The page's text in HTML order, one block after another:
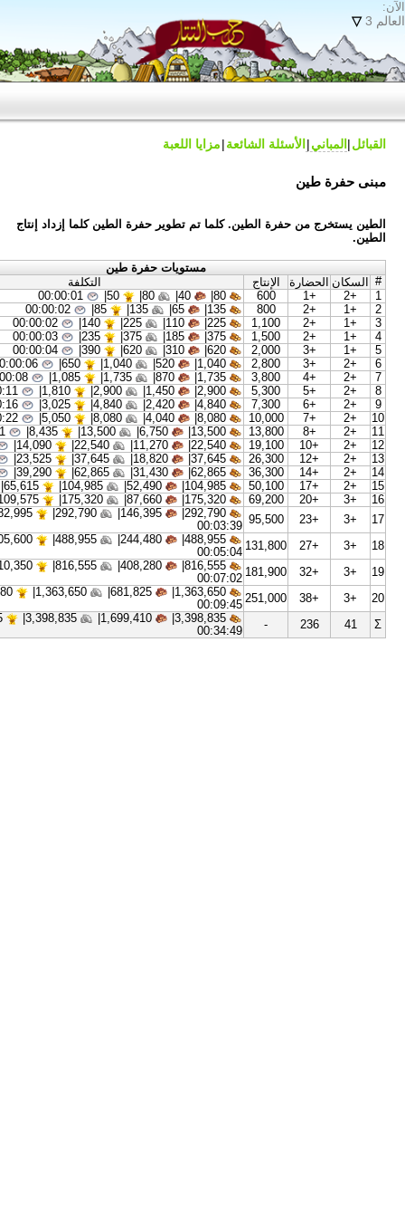
كلما تم تطوير حفرة الطين كلما إزداد إنتاج
مستويات حفرة طين
التكلفة
80|
40|
80|
50
|
00:00:01
135|
65|
135|
85
|
00:00:02
225|
110|
225|
140
|
00:00:02
375|
185|
375|
235
|
00:00:03
620|
310|
620|
390
|
00:00:04
1,040|
1,040|
|
00:00:06
1,735|
1,735|
|
00:00:08
2,900|
2,900|
1,810
|
00:00:11
4,840|
2,420|
4,840|
3,025
|
00:00:16
8,080|
4,040|
8,080|
5,050
|
00:00:22
13,500|
6,750|
13,500|
8,435
|
00:00:31
22,540|
11,270|
22,540|
14,090
|
00:00:42
37,645|
18,820|
37,645|
23,525
|
00:00:59
62,865|
52,490|
104,985|
65,615
|
00:01:53
175,320|
292,790|
146,395|
292,790|
182,995
|
00:03:39
488,955|
244,480|
488,955|
305,600
|
00:05:04
816,555|
816,555|
00:07:02